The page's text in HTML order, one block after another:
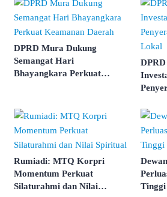
DPRD Mura Dukung
Semangat Hari
Bhayangkara Perkuat
Rumiadi: MTQ Korpri
Momentum Perkuat
Silaturahmi dan Nilai